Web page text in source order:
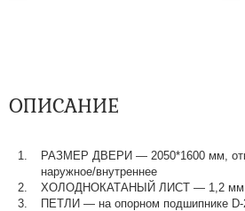
ОПИСАНИЕ
РАЗМЕР ДВЕРИ — 2050*1600 мм,
наружное/внутреннее
ХОЛОДНОКАТАНЫЙ ЛИСТ — 1,2 мм
ПЕТЛИ — на опорном подшипнике D-